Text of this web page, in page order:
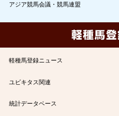
アジア競馬会議・競馬連盟
軽種馬登録ニュース
ユビキタス関連
統計データベース